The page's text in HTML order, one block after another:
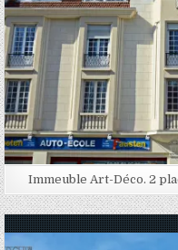
Immeuble Art-Déco. 2